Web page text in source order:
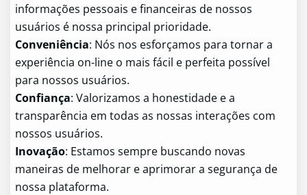
informações pessoais e financeiras de nossos
usuários é nossa principal prioridade.
Conveniência: Nós nos esforçamos para tornar a
experiência on-line o mais fácil e perfeita possível
para nossos usuários.
Confiança: Valorizamos a honestidade e a
transparência em todas as nossas interações com
nossos usuários.
Inovação: Estamos sempre buscando novas
maneiras de melhorar e aprimorar a segurança de
nossa plataforma.